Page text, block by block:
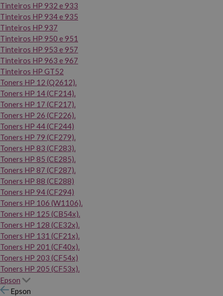
Tinteiros HP 932 e 933
Tinteiros HP 934 e 935
Tinteiros HP 937
Tinteiros HP 950 e 951
Tinteiros HP 953 e 957
Tinteiros HP 963 e 967
Tinteiros HP GT52
Toners HP 12 (Q2612).
Toners HP 14 (CF214).
Toners HP 17 (CF217).
Toners HP 26 (CF226).
Toners HP 44 (CF244)
Toners HP 79 (CF279).
Toners HP 83 (CF283).
Toners HP 85 (CE285).
Toners HP 87 (CF287).
Toners HP 88 (CE288)
Toners HP 94 (CF294)
Toners HP 106 (W1106).
Toners HP 125 (CB54x).
Toners HP 128 (CE32x).
Toners HP 131 (CF21x).
Toners HP 201 (CF40x).
Toners HP 203 (CF54x)
Toners HP 205 (CF53x).
Epson
Epson